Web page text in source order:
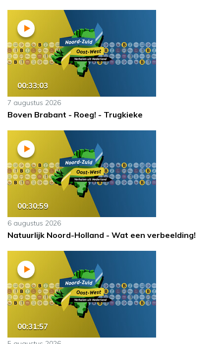
00:33:03
7 augustus 2026
Boven Brabant - Roeg! - Trugkieke
00:30:59
6 augustus 2026
Natuurlijk Noord-Holland - Wat een verbeelding!
00:31:57